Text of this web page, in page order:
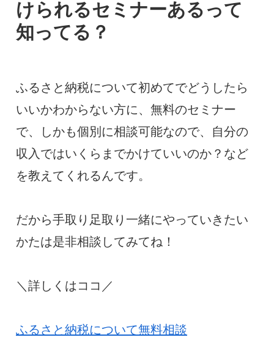
けられるセミナーあるって
知ってる？
ふるさと納税について初めてでどうしたら
いいかわからない方に、無料のセミナー
で、しかも個別に相談可能なので、自分の
収入ではいくらまでかけていいのか？など
を教えてくれるんです。
だから手取り足取り一緒にやっていきたい
かたは是非相談してみてね！
＼詳しくはココ／
ふるさと納税について無料相談